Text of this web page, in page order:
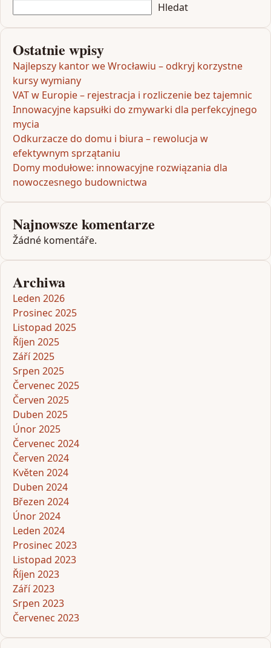
Hledat
Ostatnie wpisy
Najlepszy kantor we Wrocławiu – odkryj korzystne
kursy wymiany
VAT w Europie – rejestracja i rozliczenie bez tajemnic
Innowacyjne kapsułki do zmywarki dla perfekcyjnego
mycia
Odkurzacze do domu i biura – rewolucja w
efektywnym sprzątaniu
Domy modułowe: innowacyjne rozwiązania dla
nowoczesnego budownictwa
Najnowsze komentarze
Žádné komentáře.
Archiwa
Leden 2026
Prosinec 2025
Listopad 2025
Říjen 2025
Září 2025
Srpen 2025
Červenec 2025
Červen 2025
Duben 2025
Únor 2025
Červenec 2024
Červen 2024
Květen 2024
Duben 2024
Březen 2024
Únor 2024
Leden 2024
Prosinec 2023
Listopad 2023
Říjen 2023
Září 2023
Srpen 2023
Červenec 2023